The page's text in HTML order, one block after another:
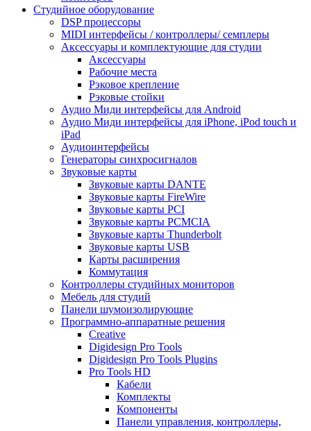
Студийное оборудование
DSP процессоры
MIDI интерфейсы / контроллеры/ семплеры
Аксессуары и комплектующие для студии
Аксессуары
Рабочие места
Рэковое крепление
Рэковые стойки
Аудио Миди интерфейсы для Android
Аудио Миди интерфейсы для iPhone, iPod touch и
iPad
Аудиоинтерфейсы
Генераторы синхросигналов
Звуковые карты
Звуковые карты DANTE
Звуковые карты FireWire
Звуковые карты PCI
Звуковые карты PCMCIA
Звуковые карты Thunderbolt
Звуковые карты USB
Карты расширения
Коммутация
Контроллеры студийных мониторов
Мебель для студий
Панели шумоизолирующие
Программно-аппаратные решения
Creative
Digidesign Pro Tools
Digidesign Pro Tools Plugins
Pro Tools HD
Кабели
Комплекты
Компоненты
Панели управления, контроллеры,